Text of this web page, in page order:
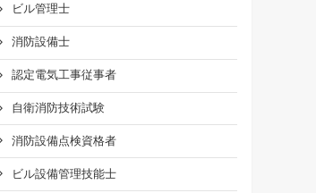
ビル管理士
消防設備士
認定電気工事従事者
自衛消防技術試験
消防設備点検資格者
ビル設備管理技能士